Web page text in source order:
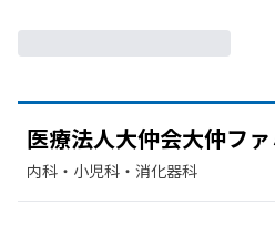
医療法人大仲会大仲フ
内科・​小児科・​消化器科